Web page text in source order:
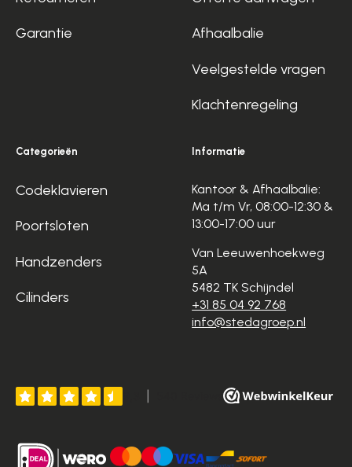
Garantie Afhaalbalie
Veelgestelde vragen
Klachtenregeling
Categorieën
Codeklavieren
Poortsloten
Handzenders
Cilinders
Informatie
Kantoor & Afhaalbalie:
Ma t/m Vr, 08:00-12:30 &
13:00-17:00 uur
Van Leeuwenhoekweg
5A
5482 TK Schijndel
+31 85 04 92 768
info@stedagroep.nl